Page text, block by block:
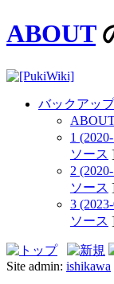
ABOUT
バックアッ
1
ソース
2
ソース
3
ソース
Site admin: ishikawa